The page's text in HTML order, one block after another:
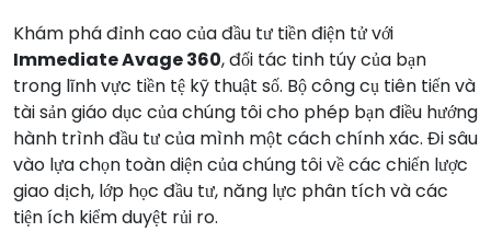
Khám phá đỉnh cao của đầu tư tiền điện tử với
Immediate Avage 360, đối tác tinh túy của bạn
trong lĩnh vực tiền tệ kỹ thuật số. Bộ công cụ tiên tiến và
tài sản giáo dục của chúng tôi cho phép bạn điều hướng
hành trình đầu tư của mình một cách chính xác. Đi sâu
vào lựa chọn toàn diện của chúng tôi về các chiến lược
giao dịch, lớp học đầu tư, năng lực phân tích và các
tiện ích kiểm duyệt rủi ro.